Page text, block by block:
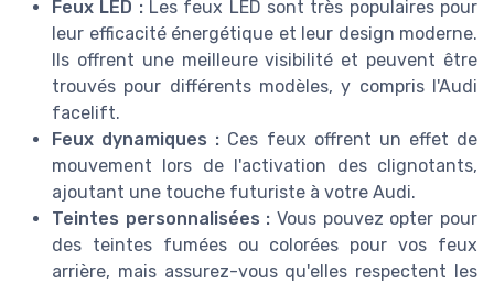
Feux LED :Les feux LED sont très populaires pour
leur efficacité énergétique et leur design moderne.
Ils offrent une meilleure visibilité et peuvent être
trouvés pour différents modèles, y compris l'Audi
facelift.
Feux dynamiques : Ces feux offrent un effet de
mouvement lors de l'activation des clignotants,
ajoutant une touche futuriste à votre Audi.
Teintes personnalisées : Vous pouvez opter pour
des teintes fumées ou colorées pour vos feux
arrière, mais assurez-vous qu'elles respectent les